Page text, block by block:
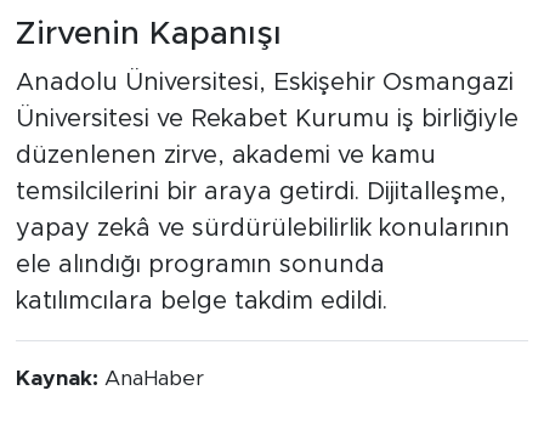
Zirvenin Kapanışı
Anadolu Üniversitesi, Eskişehir Osmangazi
Üniversitesi ve Rekabet Kurumu iş birliğiyle
düzenlenen zirve, akademi ve kamu
temsilcilerini bir araya getirdi. Dijitalleşme,
yapay zekâ ve sürdürülebilirlik konularının
ele alındığı programın sonunda
katılımcılara belge takdim edildi.
Kaynak: AnaHaber